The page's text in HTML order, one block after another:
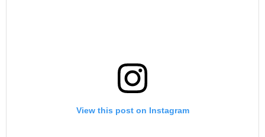
View this post on Instagram